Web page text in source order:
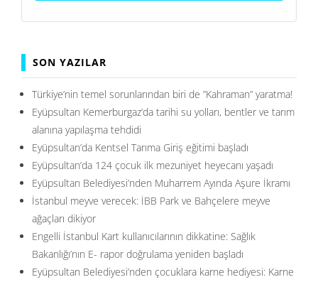
SON YAZILAR
Türkiye’nin temel sorunlarından biri de ”Kahraman” yaratma!
Eyüpsultan Kemerburgaz’da tarihi su yolları, bentler ve tarım
alanına yapılaşma tehdidi
Eyüpsultan’da Kentsel Tarıma Giriş eğitimi başladı
Eyüpsultan’da 124 çocuk ilk mezuniyet heyecanı yaşadı
Eyüpsultan Belediyesi’nden Muharrem Ayında Aşure İkramı
İstanbul meyve verecek: İBB Park ve Bahçelere meyve
ağaçları dikiyor
Engelli İstanbul Kart kullanıcılarının dikkatine: Sağlık
Bakanlığı’nın E- rapor doğrulama yeniden başladı
Eyüpsultan Belediyesi’nden çocuklara karne hediyesi: Karne